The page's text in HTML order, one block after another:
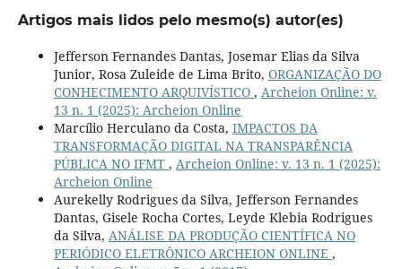
Artigos mais lidos pelo mesmo(s) autor(es)
Jefferson Fernandes Dantas, Josemar Elias da Silva
Junior, Rosa Zuleide de Lima Brito, ORGANIZAÇÃO DO
CONHECIMENTO ARQUIVÍSTICO , Archeion Online: v.
13 n. 1 (2025): Archeion Online
Marcílio Herculano da Costa, IMPACTOS DA
TRANSFORMAÇÃO DIGITAL NA TRANSPARÊNCIA
PÚBLICA NO IFMT , Archeion Online: v. 13 n. 1 (2025):
Archeion Online
Aurekelly Rodrigues da Silva, Jefferson Fernandes
Dantas, Gisele Rocha Cortes, Leyde Klebia Rodrigues
da Silva, ANÁLISE DA PRODUÇÃO CIENTÍFICA NO
PERIÓDICO ELETRÔNICO ARCHEION ONLINE ,